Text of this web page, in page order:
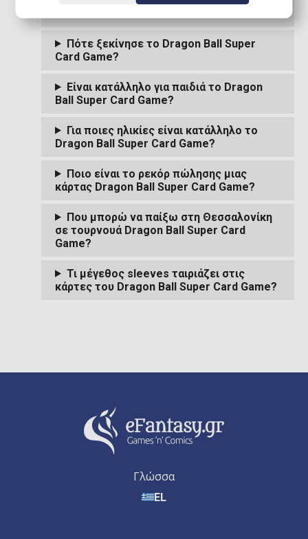
Πότε ξεκίνησε το Dragon Ball Super
Card Game?
Είναι κατάλληλο για παιδιά το Dragon
Ball Super Card Game?
Για ποιες ηλικίες είναι κατάλληλο το
Dragon Ball Super Card Game?
Ποιο είναι το ρεκόρ πώλησης μιας
κάρτας Dragon Ball Super Card Game?
Που μπορώ να παίξω στη Θεσσαλονίκη
σε τουρνουά Dragon Ball Super Card
Game?
Τι μέγεθος sleeves ταιριάζει στις
κάρτες του Dragon Ball Super Card Game?
Γλώσσα
EL